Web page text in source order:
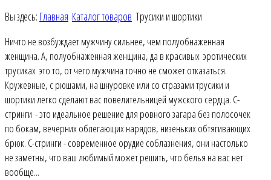
Вы здесь: Главная Каталог товаров Трусики и шортики
Ничто не возбуждает мужчину сильнее, чем полуобнаженная
женщина. А, полуобнаженная женщина, да в красивых эротических
трусиках это то, от чего мужчина точно не сможет отказаться.
Кружевные, с рюшами, на шнуровке или со стразами трусики и
шортики легко сделают вас повелительницей мужского сердца. С-
стринги - это идеальное решение для ровного загара без полосочек
по бокам, вечерних облегающих нарядов, низеньких обтягивающих
брюк. С-стринги - современное орудие соблазнения, они настолько
не заметны, что ваш любимый может решить, что белья на вас нет
вообще...